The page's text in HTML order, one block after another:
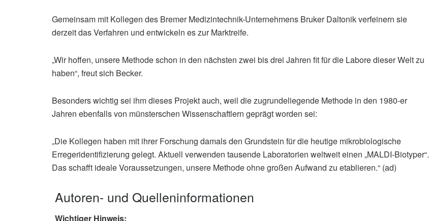
Gemeinsam mit Kollegen des Bremer Medizintechnik-Unternehmens Bruker Daltonik verfeinern sie
derzeit das Verfahren und entwickeln es zur Marktreife.
„Wir hoffen, unsere Methode schon in den nächsten zwei bis drei Jahren fit für die Labore dieser Welt zu
haben“, freut sich Becker.
Besonders wichtig sei ihm dieses Projekt auch, weil die zugrundeliegende Methode in den 1980-er
Jahren ebenfalls von münsterschen Wissenschaftlern geprägt worden sei:
„Die Kollegen haben mit ihrer Forschung damals den Grundstein für die heutige mikrobiologische
Erregeridentifizierung gelegt. Aktuell verwenden tausende Laboratorien weltweit einen „MALDI-Biotyper“.
Das schafft ideale Voraussetzungen, unsere Methode ohne großen Aufwand zu etablieren.“ (ad)
Autoren- und Quelleninformationen
Wichtiger Hinweis: